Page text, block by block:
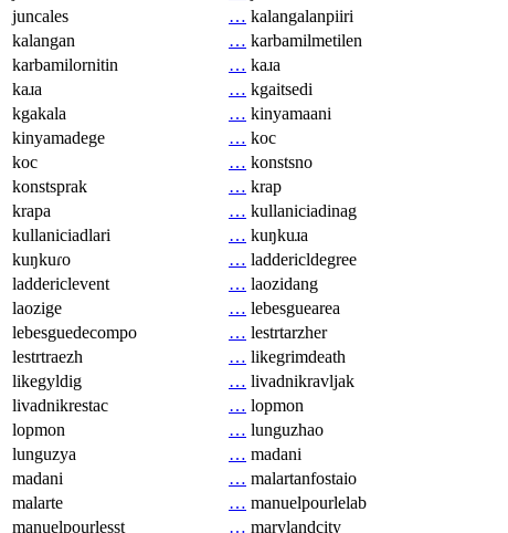
juncales
… kalangalanpiiri
kalangan
… karbamilmetilen
karbamilornitin
… kaɹa
kaɹa
… kgaitsedi
kgakala
… kinyamaani
kinyamadege
… koc
koc
… konstsno
konstsprak
… krap
krapa
… kullaniciadinag
kullaniciadlari
… kuŋkuɹa
kuŋkuɾo
… laddericldegree
laddericlevent
… laozidang
laozige
… lebesguearea
lebesguedecompo
… lestrtarzher
lestrtraezh
… likegrimdeath
likegyldig
… livadnikravljak
livadnikrestac
… lopmon
lopmon
… lunguzhao
lunguzya
… madani
madani
… malartanfostaio
malarte
… manuelpourlelab
manuelpourlesst
… marylandcity